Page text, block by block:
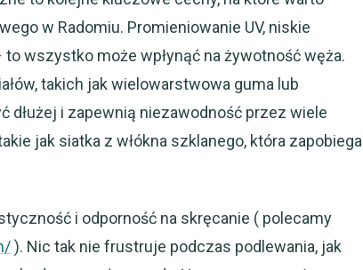
w Radomiu. Promieniowanie UV, niskie
wszystko może wpłynąć na żywotność węża.
takich jak wielowarstwowa guma lub
dłużej i zapewnią niezawodność przez wiele
jak siatka z włókna szklanego, która zapobiega
i odporność na skręcanie ( polecamy
). Nic tak nie frustruje podczas podlewania, jak